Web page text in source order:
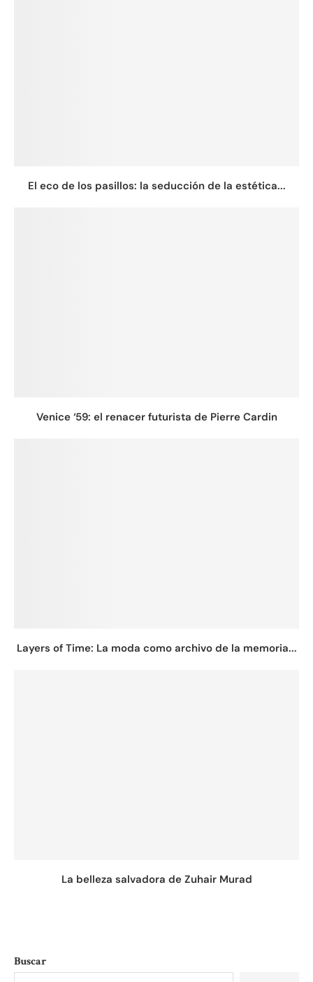
El eco de los pasillos: la seducción de la estética...
Venice ‘59: el renacer futurista de Pierre Cardin
Layers of Time: La moda como archivo de la memoria...
La belleza salvadora de Zuhair Murad
Buscar